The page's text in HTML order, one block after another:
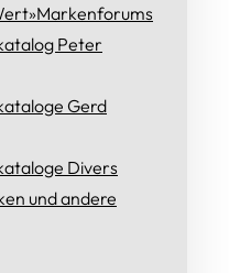
Peter
Gerd
Divers
und andere